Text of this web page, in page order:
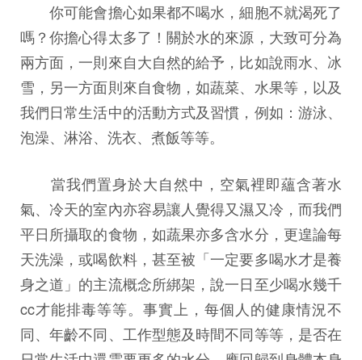
你可能會擔心如果都不喝水，細胞不就渴死了
嗎？你擔心得太多了！關於水的來源，大致可分為
兩方面，一則來自大自然的給予，比如說雨水、冰
雪，另一方面則來自食物，如蔬菜、水果等，以及
我們日常生活中的活動方式及習慣，例如：游泳、
泡澡、淋浴、洗衣、煮飯等等。
當我們置身於大自然中，空氣裡即蘊含著水
氣、冷天的室內亦容易讓人覺得又濕又冷，而我們
平日所攝取的食物，如蔬果亦多含水分，更遑論每
天洗澡，或喝飲料，甚至被「一定要多喝水才是養
身之道」的主流概念所綁架，說一日至少喝水幾千
cc才能排毒等等。事實上，每個人的健康情況不
同、年齡不同、工作型態及時間不同等等，是否在